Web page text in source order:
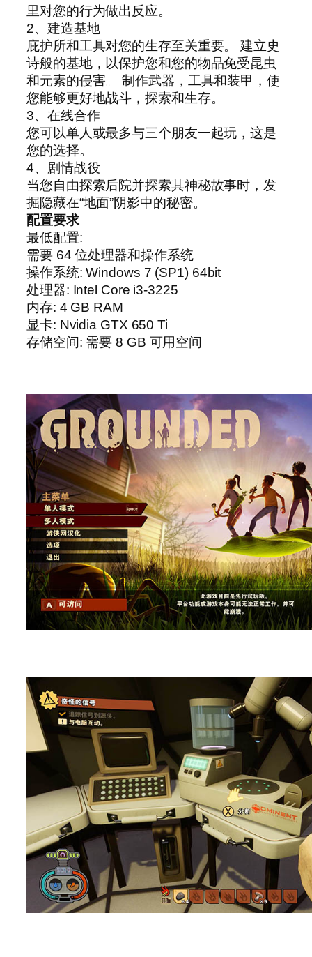
里对您的行为做出反应。
2、建造基地
庇护所和工具对您的生存至关重要。 建立史
诗般的基地，以保护您和您的物品免受昆虫
和元素的侵害。 制作武器，工具和装甲，使
您能够更好地战斗，探索和生存。
3、在线合作
您可以单人或最多与三个朋友一起玩，这是
您的选择。
4、剧情战役
当您自由探索后院并探索其神秘故事时，发
掘隐藏在“地面”阴影中的秘密。
配置要求
最低配置:
需要 64 位处理器和操作系统
操作系统: Windows 7 (SP1) 64bit
处理器: Intel Core i3-3225
内存: 4 GB RAM
显卡: Nvidia GTX 650 Ti
存储空间: 需要 8 GB 可用空间